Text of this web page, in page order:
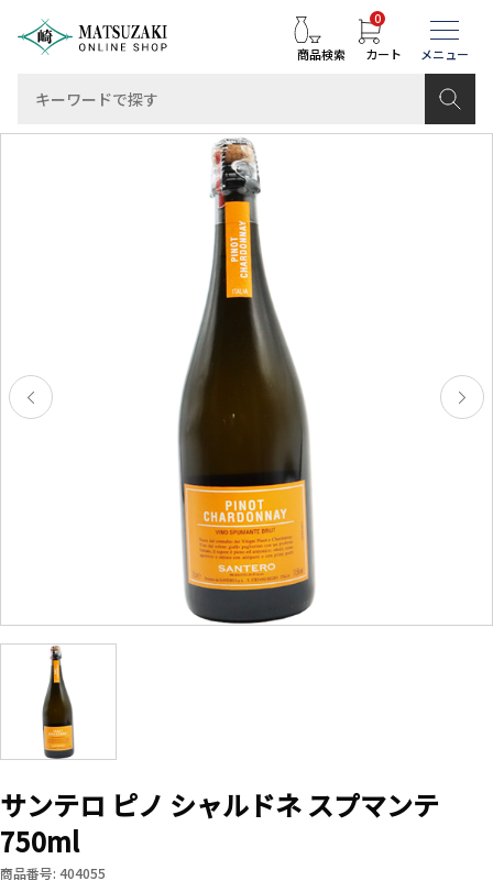
商品検索 カート
0
サンテロ ピノ シャルドネ スプマンテ
750ml
商品番号: 404055